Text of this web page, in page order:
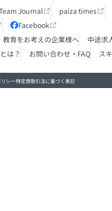
Journal
paiza times
Facebook
教育をお考えの企業様へ
中途求
は？ お問い合わせ・FAQ ス
シー特定商取引法に基づく表記